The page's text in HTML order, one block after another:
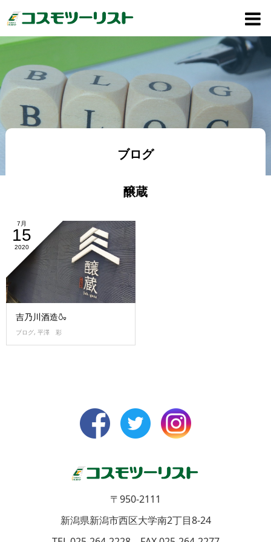
ブログ
醸蔵
7月
15
2020
吉乃川酒造🍶
ブログ, 平澤 彩
〒950-2111
新潟県新潟市西区大学南2丁目8-24